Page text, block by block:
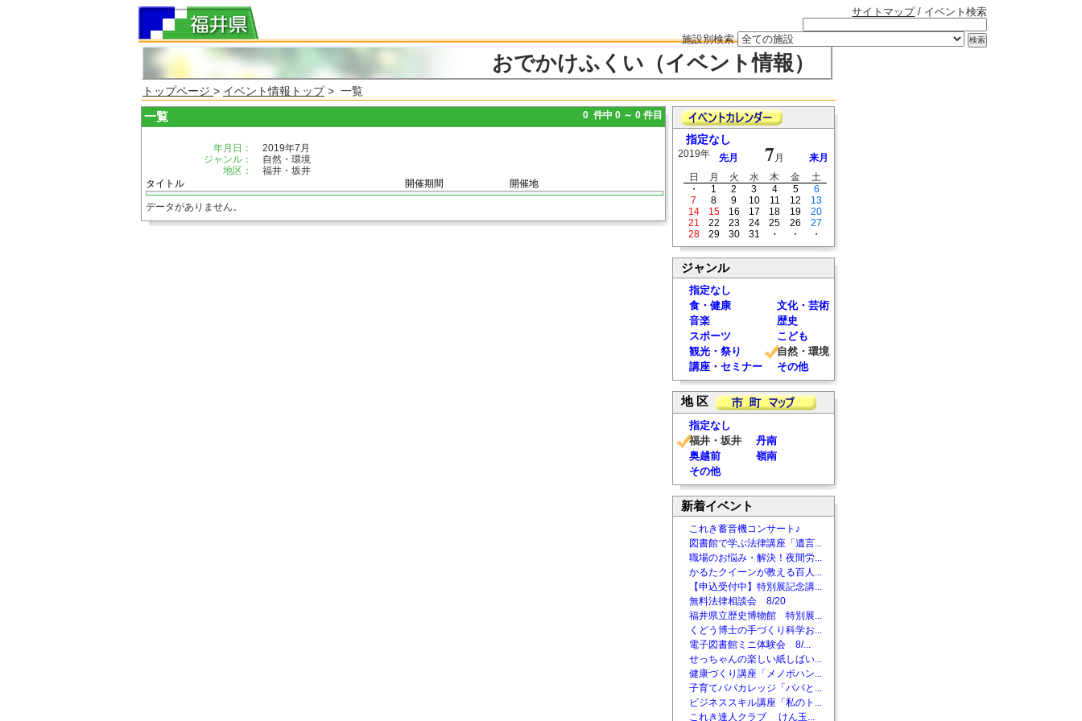
サイトマップ/ イベント検索
施設別検索
おでかけふくい（イベント情報）
トップページ > イベント情報トップ> 一覧
一覧 0 件中 0 ～ 0 件目
年月日：
2019年7月
ジャンル：
自然・環境
地区：
福井・坂井
タイトル
開催期間 開催地
データがありません。
指定なし
2019年 先月 7 月
来月
日
月 火 水 木 金
土
・
1 2 3 4 5
6
7
8 9 10 11 12
13
14
15 16 17 18 19
20
21
22 23 24 25 26
27
28
29 30 31 ・ ・ ・
ジャンル
指定なし
食・健康
文化・芸術
音楽
歴史
スポーツ
こども
観光・祭り
自然・環境
講座・セミナー
その他
地 区
指定なし
福井・坂井
丹南
奥越前
嶺南
その他
新着イベント
これき蓄音機コンサート♪
図書館で学ぶ法律講座「遺言...
職場のお悩み・解決！夜間労...
かるたクイーンが教える百人...
【申込受付中】特別展記念講...
無料法律相談会 8/20
福井県立歴史博物館 特別展...
くどう博士の手づくり科学お...
電子図書館ミニ体験会 8/...
せっちゃんの楽しい紙しばい...
健康づくり講座「メノポハン...
子育てパパカレッジ「パパと...
ビジネススキル講座「私のト...
これき達人クラブ けん玉...